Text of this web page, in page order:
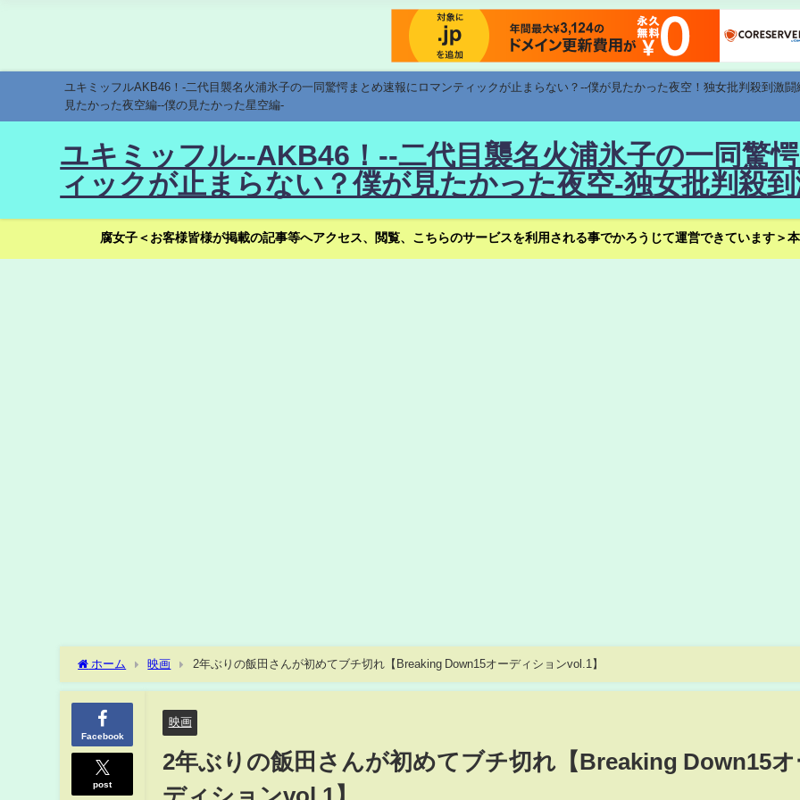
ユキミッフルAKB46！-二代目襲名火浦氷子の一同驚愕まとめ速報にロマンティックが止まらない？--僕が見たかった夜空！独女批判殺到激
見たかった夜空編--僕の見たかった星空編-
ユキミッフル--AKB46！--二代目襲名火浦氷子の一同驚
ィックが止まらない？僕が見たかった夜空-独女批判殺
腐女子＜お客様皆様が掲載の記事等へアクセス、閲覧、こちらのサービスを利用される事でかろうじて運営できています＞
ホーム 映画 2年ぶりの飯田さんが初めてブチ切れ【Breaking Down15オーディションvol.1】
Facebook
post
映画
2年ぶりの飯田さんが初めてブチ切れ【Breaking Down15オ